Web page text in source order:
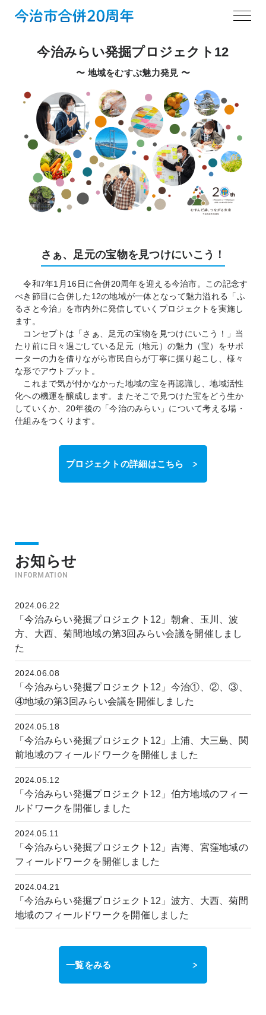
今治みらい発掘プロジェクト12
〜 地域をむすぶ魅力発見 〜
さぁ、足元の宝物を見つけにいこう！
令和7年1月16日に合併20周年を迎える今治市。この記念す
べき節目に合併した12の地域が一体となって魅力溢れる「ふ
るさと今治」を市内外に発信していくプロジェクトを実施し
ます。
コンセプトは「さぁ、足元の宝物を見つけにいこう！」当
たり前に日々過ごしている足元（地元）の魅力（宝）をサポ
ーターの力を借りながら市民自らが丁寧に掘り起こし、様々
な形でアウトプット。
これまで気が付かなかった地域の宝を再認識し、地域活性
化への機運を醸成します。またそこで見つけた宝をどう生か
していくか、20年後の「今治のみらい」について考える場・
仕組みをつくります。
プロジェクトの詳細はこちら
お知らせ
INFORMATION
2024.06.22
「今治みらい発掘プロジェクト12」朝倉、玉川、波
方、大西、菊間地域の第3回みらい会議を開催しまし
た
2024.06.08
「今治みらい発掘プロジェクト12」今治①、②、③、
④地域の第3回みらい会議を開催しました
2024.05.18
「今治みらい発掘プロジェクト12」上浦、大三島、関
前地域のフィールドワークを開催しました
2024.05.12
「今治みらい発掘プロジェクト12」伯方地域のフィー
ルドワークを開催しました
2024.05.11
「今治みらい発掘プロジェクト12」吉海、宮窪地域の
フィールドワークを開催しました
2024.04.21
「今治みらい発掘プロジェクト12」波方、大西、菊間
地域のフィールドワークを開催しました
一覧をみる